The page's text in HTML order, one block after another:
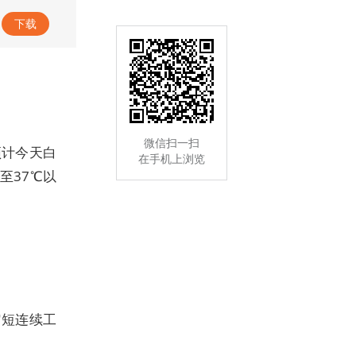
下载
今天白
37℃以
连续工
微信扫一扫
在手机上浏览